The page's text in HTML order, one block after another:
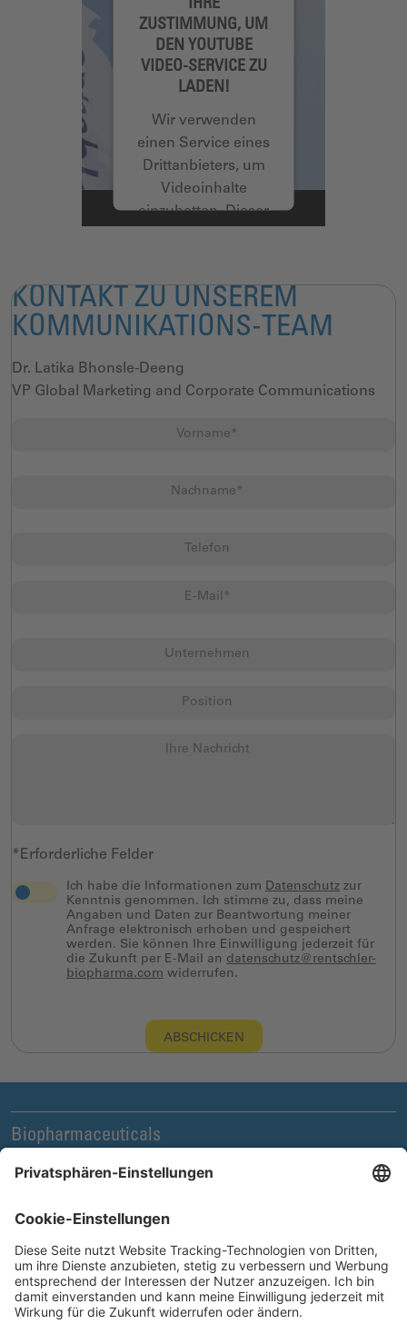
IHRE
ZUSTIMMUNG, UM
DEN YOUTUBE
VIDEO-SERVICE ZU
LADEN!
Wir verwenden
einen Service eines
Drittanbieters, um
Videoinhalte
einzubetten. Dieser
lesen Sie die Details
durch und stimmen
des Service zu, um
dieses Video
powered by
KONTAKT ZU UNSEREM
KOMMUNIKATIONS-TEAM
Dr. Latika Bhonsle-Deeng
VP Global Marketing and Corporate Communications
*Erforderliche Felder
Ich habe die Informationen zum Datenschutz zur
Kenntnis genommen. Ich stimme zu, dass meine
Angaben und Daten zur Beantwortung meiner
Anfrage elektronisch erhoben und gespeichert
werden. Sie können Ihre Einwilligung jederzeit für
die Zukunft per E-Mail an datenschutz@rentschler-
biopharma.com widerrufen.
ABSCHICKEN
Biopharmaceuticals
Legal und Compliance
Unternehmen